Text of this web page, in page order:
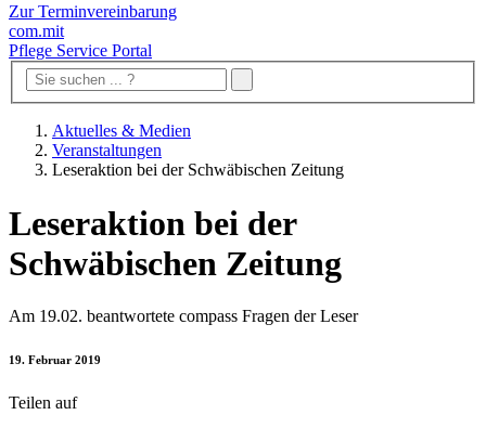
Zur Terminvereinbarung
com.mit
Pflege Service Portal
Aktuelles & Medien
Veranstaltungen
Leseraktion bei der Schwäbischen Zeitung
Leseraktion bei der
Schwäbischen Zeitung
Am 19.02. beantwortete compass Fragen der Leser
19. Februar 2019
Teilen auf